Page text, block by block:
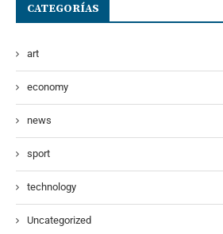
CATEGORÍAS
art
economy
news
sport
technology
Uncategorized